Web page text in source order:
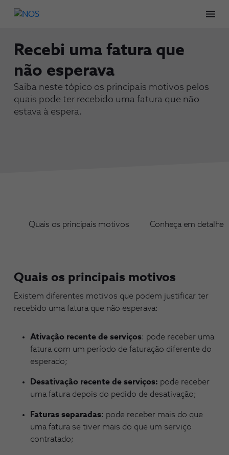
Recebi uma fatura que
não esperava
Saiba neste tópico os principais motivos pelos
quais pode ter recebido uma fatura que não
estava à espera.
Quais os principais motivos Conheça em detalhe
Quais os principais motivos
Existem diferentes motivos que podem justificar ter
recebido uma fatura que não esperava:
Ativação recente de serviços: pode receber uma
fatura com um período de faturação diferente do
esperado;
Desativação recente de serviços: pode receber
uma fatura depois do pedido de desativação;
Faturas separadas: pode receber mais do que
uma fatura se tiver mais do que um serviço
contratado;